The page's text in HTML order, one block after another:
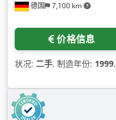
德国 7,100 km
价格信息
状况: 二手, 制造年份: 1999,